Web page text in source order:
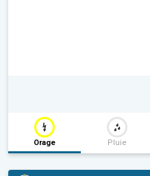
Orage Pluie